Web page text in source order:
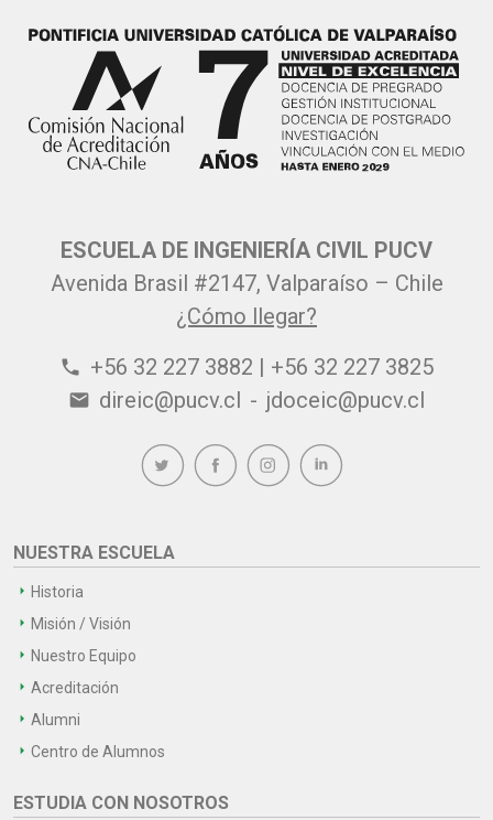
ESCUELA DE INGENIERÍA CIVIL PUCV
Avenida Brasil #2147, Valparaíso – Chile
¿Cómo llegar?
phone +56 32 227 3882 | +56 32 227 3825
email direic@pucv.cl - jdoceic@pucv.cl
NUESTRA ESCUELA
Historia
Misión / Visión
Nuestro Equipo
Acreditación
Alumni
Centro de Alumnos
ESTUDIA CON NOSOTROS